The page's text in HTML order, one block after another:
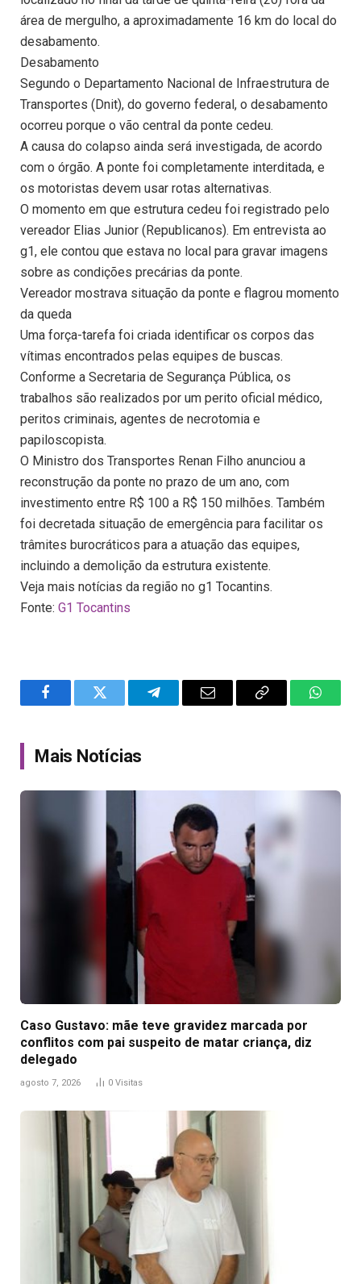
área de mergulho, a aproximadamente 16 km do local do
desabamento.
Desabamento
Segundo o Departamento Nacional de Infraestrutura de
Transportes (Dnit), do governo federal, o desabamento
ocorreu porque o vão central da ponte cedeu.
A causa do colapso ainda será investigada, de acordo
com o órgão. A ponte foi completamente interditada, e
os motoristas devem usar rotas alternativas.
O momento em que estrutura cedeu foi registrado pelo
vereador Elias Junior (Republicanos). Em entrevista ao
g1, ele contou que estava no local para gravar imagens
sobre as condições precárias da ponte.
Vereador mostrava situação da ponte e flagrou momento
da queda
Uma força-tarefa foi criada identificar os corpos das
vítimas encontrados pelas equipes de buscas.
Conforme a Secretaria de Segurança Pública, os
trabalhos são realizados por um perito oficial médico,
peritos criminais, agentes de necrotomia e
papiloscopista.
O Ministro dos Transportes Renan Filho anunciou a
reconstrução da ponte no prazo de um ano, com
investimento entre R$ 100 a R$ 150 milhões. Também
foi decretada situação de emergência para facilitar os
trâmites burocráticos para a atuação das equipes,
incluindo a demolição da estrutura existente.
Veja mais notícias da região no g1 Tocantins.
Fonte: G1 Tocantins
FacebookTwitter TelegramEmail
Copy
Mais Notícias
Caso Gustavo: mãe teve gravidez marcada por
conflitos com pai suspeito de matar criança, diz
delegado
agosto 7, 2026 0 Visitas